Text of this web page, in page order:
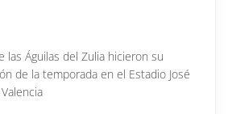
las Águilas del Zulia hicieron su
de la temporada en el Estadio José